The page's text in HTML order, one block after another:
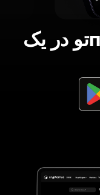
تمام ابزارهای کریпتو در یک